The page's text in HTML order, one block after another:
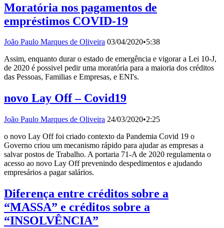
Moratória nos pagamentos de
empréstimos COVID-19
João Paulo Marques de Oliveira 03/04/2020•5:38
Assim, enquanto durar o estado de emergência e vigorar a Lei 10-J,
de 2020 é possivel pedir uma moratória para a maioria dos créditos
das Pessoas, Familias e Empresas, e ENI's.
novo Lay Off – Covid19
João Paulo Marques de Oliveira 24/03/2020•2:25
o novo Lay Off foi criado contexto da Pandemia Covid 19 o
Governo criou um mecanismo rápido para ajudar as empresas a
salvar postos de Trabalho. A portaria 71-A de 2020 regulamenta o
acesso ao novo Lay Off prevenindo despedimentos e ajudando
empresários a pagar salários.
Diferença entre créditos sobre a
“MASSA” e créditos sobre a
“INSOLVÊNCIA”